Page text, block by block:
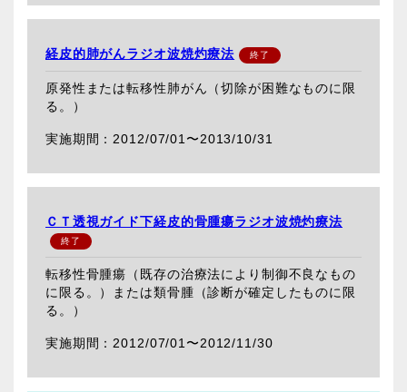
経皮的肺がんラジオ波焼灼療法
原発性または転移性肺がん（切除が困難なものに限
る。）
2012/07/01〜2013/10/31
ＣＴ透視ガイド下経皮的骨腫瘍ラジオ波焼灼療法
転移性骨腫瘍（既存の治療法により制御不良なもの
に限る。）または類骨腫（診断が確定したものに限
る。）
2012/07/01〜2012/11/30